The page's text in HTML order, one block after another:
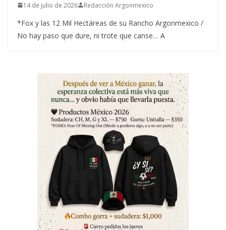
14 de julio de 2026 Redacción Argonmexico
*Fox y las 12 Mil Hectáreas de su Rancho Argonmexico /
No hay paso que dure, ni trote que canse… A